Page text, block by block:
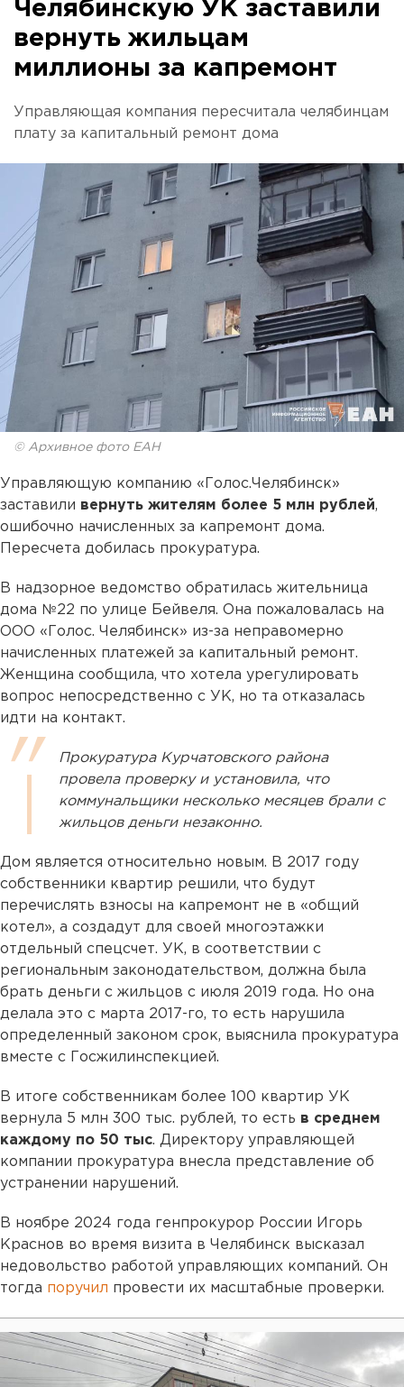
Челябинскую УК заставили
вернуть жильцам
миллионы за капремонт
Управляющая компания пересчитала челябинцам
плату за капитальный ремонт дома
© Архивное фото ЕАН
Управляющую компанию «Голос.Челябинск»
заставили вернуть жителям более 5 млн рублей,
ошибочно начисленных за капремонт дома.
Пересчета добилась прокуратура.
В надзорное ведомство обратилась жительница
дома №22 по улице Бейвеля. Она пожаловалась на
ООО «Голос. Челябинск» из-за неправомерно
начисленных платежей за капитальный ремонт.
Женщина сообщила, что хотела урегулировать
вопрос непосредственно с УК, но та отказалась
идти на контакт.
Прокуратура Курчатовского района
провела проверку и установила, что
коммунальщики несколько месяцев брали с
жильцов деньги незаконно.
Дом является относительно новым. В 2017 году
собственники квартир решили, что будут
перечислять взносы на капремонт не в «общий
котел», а создадут для своей многоэтажки
отдельный спецсчет. УК, в соответствии с
региональным законодательством, должна была
брать деньги с жильцов с июля 2019 года. Но она
делала это с марта 2017-го, то есть нарушила
определенный законом срок, выяснила прокуратура
вместе с Госжилинспекцией.
В итоге собственникам более 100 квартир УК
вернула 5 млн 300 тыс. рублей, то есть в среднем
каждому по 50 тыс. Директору управляющей
компании прокуратура внесла представление об
устранении нарушений.
В ноябре 2024 года генпрокурор России Игорь
Краснов во время визита в Челябинск высказал
недовольство работой управляющих компаний. Он
тогда поручил провести их масштабные проверки.